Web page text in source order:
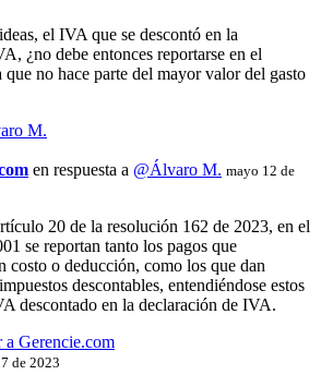
el IVA que se descontó en la
¿no debe entonces reportarse en el
no hace parte del mayor valor del gasto
M.
en respuesta a @Álvaro M. mayo 12 de
20 de la resolución 162 de 2023, en el
se reportan tanto los pagos que
costo o deducción, como los que dan
descontables, entendiéndose estos
descontado en la declaración de IVA.
a Gerencie.com
de 2023